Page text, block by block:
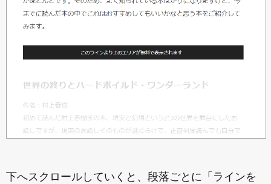
下へスクロールしていくと、段落ごとに「ラインを